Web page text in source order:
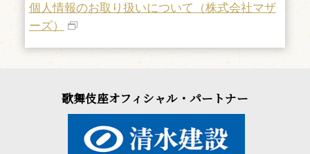
個人情報のお取り扱いについて（株式会社マザ
ーズ）
歌舞伎座オフィシャル・パートナー